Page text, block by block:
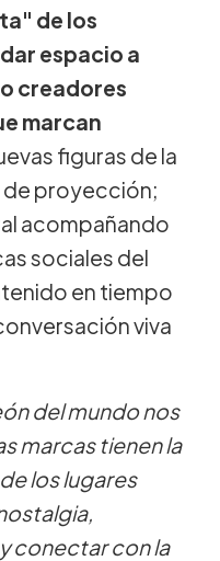
de los
espacio a
creadores
marcan
figuras de la
proyección;
acompañando
sociales del
en tiempo
viva
del mundo nos
marcas tienen la
los lugares
conectar con la